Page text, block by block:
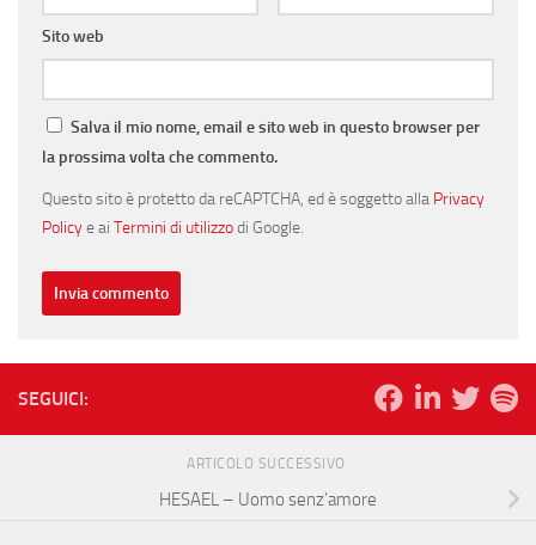
Sito web
Salva il mio nome, email e sito web in questo browser per
la prossima volta che commento.
Questo sito è protetto da reCAPTCHA, ed è soggetto alla Privacy
Policye ai Termini di utilizzodi Google.
SEGUICI:
ARTICOLO SUCCESSIVO
HESAEL – Uomo senz’amore